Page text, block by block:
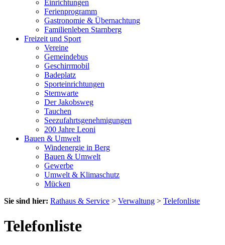
Einrichtungen
Ferienprogramm
Gastronomie & Übernachtung
Familienleben Starnberg
Freizeit und Sport
Vereine
Gemeindebus
Geschirrmobil
Badeplatz
Sporteinrichtungen
Sternwarte
Der Jakobsweg
Tauchen
Seezufahrtsgenehmigungen
200 Jahre Leoni
Bauen & Umwelt
Windenergie in Berg
Bauen & Umwelt
Gewerbe
Umwelt & Klimaschutz
Mücken
Sie sind hier: Rathaus & Service > Verwaltung > Telefonliste
Telefonliste